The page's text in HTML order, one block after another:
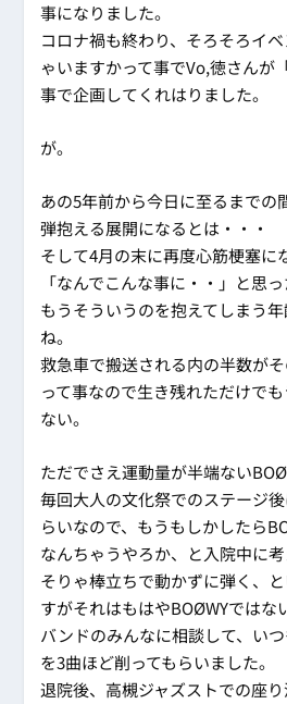
事になりました。
コロナ禍も終わり、そろそろイ
ゃいますかって事でVo,徳さんが
事で企画してくれはりました。
が。
あの5年前から今日に至るまでの
弾抱える展開になるとは・・・
そして4月の末に再度心筋梗塞に
「なんでこんな事に・・」と思
もうそういうのを抱えてしまう
ね。
救急車で搬送される内の半数がそ
って事なので生き残れただけで
ない。
ただでさえ運動量が半端ない
毎回大人の文化祭でのステージ
らいなので、もうもしかしたら
なんちゃうやろか、と入院中に考
そりゃ棒立ちで動かずに弾く、
すがそれはもはやBOØWYではな
バンドのみんなに相談して、い
を3曲ほど削ってもらいました。
退院後、高槻ジャズストでの座